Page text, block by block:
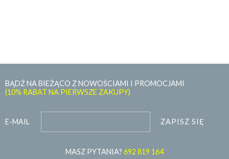
BĄDŹ NA BIEŻĄCO Z NOWOŚCIAMI I PROMOCJAMI
(10% RABAT NA PIERWSZE ZAKUPY)
E-MAIL ZAPISZ SIĘ
MASZ PYTANIA? 692 819 164